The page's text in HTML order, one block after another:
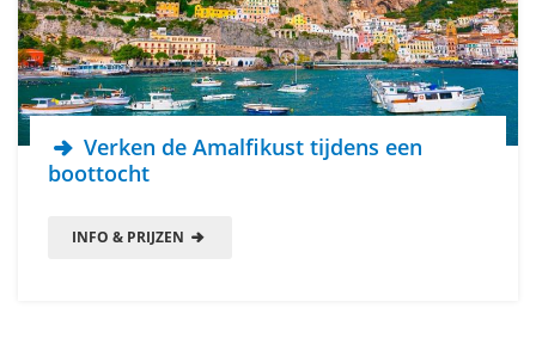
Verken de Amalfikust tijdens een
boottocht
INFO & PRIJZEN